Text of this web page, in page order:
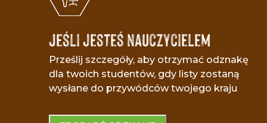
Jeśli jesteś nauczycielem
Prześlij szczegóły, aby otrzymać odznakę
dla twoich studentów, gdy listy zostaną
wysłane do przywódców twojego kraju